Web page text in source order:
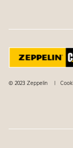
© 2023 Zeppelin